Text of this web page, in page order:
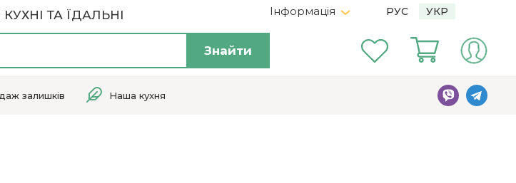
ТА ЇДАЛЬНІ
Знайти
Інформація РУС УКР
залишків Наша кухня